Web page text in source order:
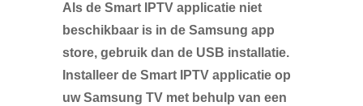
Als de Smart IPTV applicatie niet
beschikbaar is in de Samsung app
store, gebruik dan de USB installatie.
Installeer de Smart IPTV applicatie op
uw Samsung TV met behulp van een